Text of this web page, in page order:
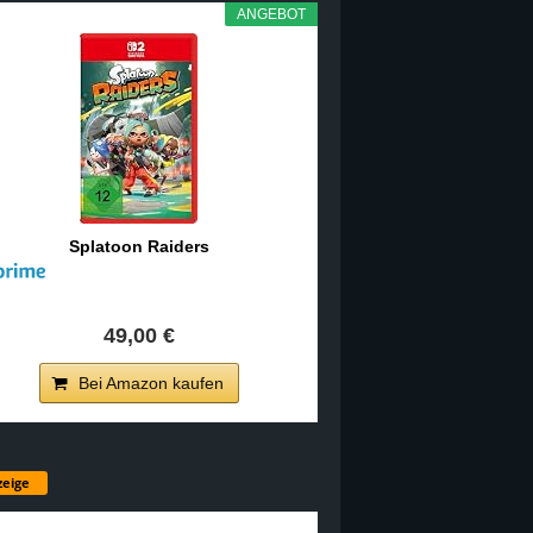
ANGEBOT
Splatoon Raiders
49,00 €
Bei Amazon kaufen